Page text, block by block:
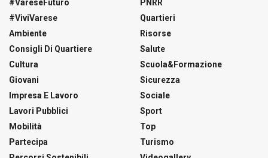
#VareseFuturo
#ViviVarese
Ambiente
Consigli Di Quartiere
Cultura
Giovani
Impresa E Lavoro
Lavori Pubblici
Mobilità
Partecipa
PNRR
Quartieri
Risorse
Salute
Scuola&Formazione
Sicurezza
Sociale
Sport
Top
Turismo